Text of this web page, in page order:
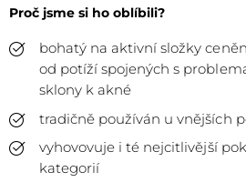
Proč jsme si ho oblíbili?
bohatý na aktivní složky
od potíží spojených s
sklony k akné
tradičně používán u vnějších
vyhovovuje i té nejcitlivější
kategorií